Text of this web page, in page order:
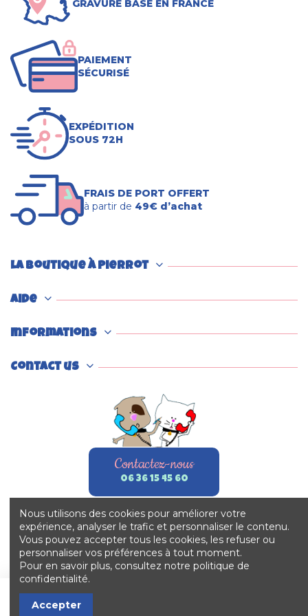
GRAVURE BASÉ EN FRANCE
PAIEMENT
SÉCURISÉ
EXPÉDITION
SOUS 72H
FRAIS DE PORT OFFERT
à partir de 49€ d’achat
La boutique à Pierrot
Aide
Informations
Contact us
Contactez-nous
06 36 15 45 60
Nous utilisons des cookies pour améliorer votre
expérience, analyser le trafic et personnaliser le contenu.
Vous pouvez accepter tous les cookies, les refuser ou
personnaliser vos préférences à tout moment.
Pour en savoir plus, consultez notre politique de
confidentialité.
Accepter